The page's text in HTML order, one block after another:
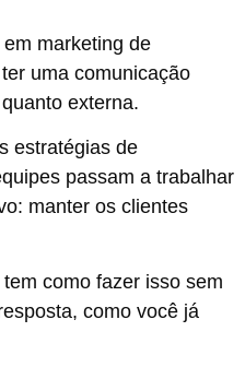
marketing de
uma comunicação
externa.
estratégias de
passam a trabalhar
manter os clientes
como fazer isso sem
como você já